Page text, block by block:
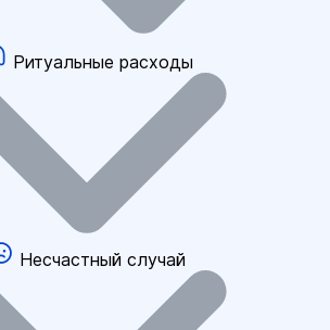
Ритуальные расходы
Несчастный случай